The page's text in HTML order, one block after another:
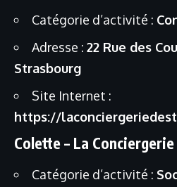
Catégorie d’activité :
Adresse : 22 Rue des
Strasbourg
Site Internet :
https://
Colette – La
Catégorie d’activité :